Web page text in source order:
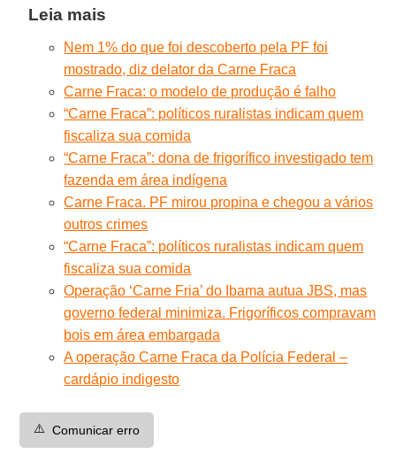
Leia mais
Nem 1% do que foi descoberto pela PF foi
mostrado, diz delator da Carne Fraca
Carne Fraca: o modelo de produção é falho
“Carne Fraca”: políticos ruralistas indicam quem
fiscaliza sua comida
“Carne Fraca”: dona de frigorífico investigado tem
fazenda em área indígena
Carne Fraca. PF mirou propina e chegou a vários
outros crimes
“Carne Fraca”: políticos ruralistas indicam quem
fiscaliza sua comida
Operação ‘Carne Fria’ do Ibama autua JBS, mas
governo federal minimiza. Frigoríficos compravam
bois em área embargada
A operação Carne Fraca da Polícia Federal –
cardápio indigesto
⚠️ Comunicar erro